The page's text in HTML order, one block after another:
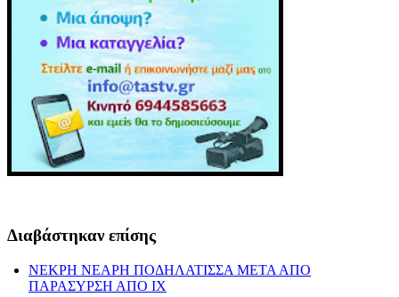
Διαβάστηκαν επίσης
ΝΕΚΡΗ ΝΕΑΡΗ ΠΟΔΗΛΑΤΙΣΣΑ ΜΕΤΑ ΑΠΟ
ΠΑΡΑΣΥΡΣΗ ΑΠΟ ΙΧ